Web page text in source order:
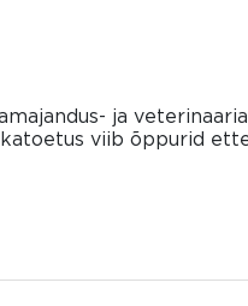
ja
viib õppurid